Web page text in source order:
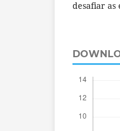
desafiar as